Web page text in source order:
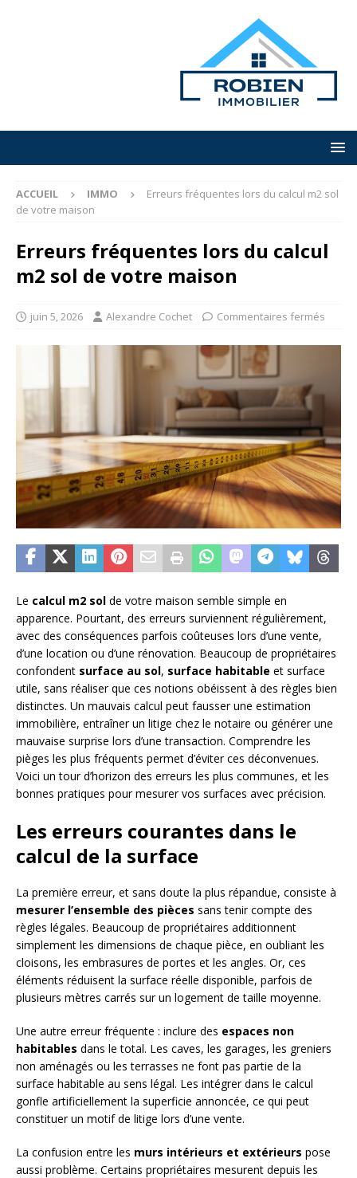
ACCUEIL IMMO
Erreurs fréquentes lors du calcul m2 sol
de votre maison
Erreurs fréquentes lors du calcul
m2 sol de votre maison
juin 5, 2026 Alexandre Cochet Commentaires fermés
Le calcul m2 sol de votre maison semble simple en
apparence. Pourtant, des erreurs surviennent régulièrement,
avec des conséquences parfois coûteuses lors d’une vente,
d’une location ou d’une rénovation. Beaucoup de propriétaires
confondent surface au sol, surface habitable et surface
utile, sans réaliser que ces notions obéissent à des règles bien
distinctes. Un mauvais calcul peut fausser une estimation
immobilière, entraîner un litige chez le notaire ou générer une
mauvaise surprise lors d’une transaction. Comprendre les
pièges les plus fréquents permet d’éviter ces déconvenues.
Voici un tour d’horizon des erreurs les plus communes, et les
bonnes pratiques pour mesurer vos surfaces avec précision.
Les erreurs courantes dans le
calcul de la surface
La première erreur, et sans doute la plus répandue, consiste à
mesurer l’ensemble des pièces sans tenir compte des
règles légales. Beaucoup de propriétaires additionnent
simplement les dimensions de chaque pièce, en oubliant les
cloisons, les embrasures de portes et les angles. Or, ces
éléments réduisent la surface réelle disponible, parfois de
plusieurs mètres carrés sur un logement de taille moyenne.
Une autre erreur fréquente : inclure des espaces non
habitables dans le total. Les caves, les garages, les greniers
non aménagés ou les terrasses ne font pas partie de la
surface habitable au sens légal. Les intégrer dans le calcul
gonfle artificiellement la superficie annoncée, ce qui peut
constituer un motif de litige lors d’une vente.
La confusion entre les murs intérieurs et extérieurs pose
aussi problème. Certains propriétaires mesurent depuis les